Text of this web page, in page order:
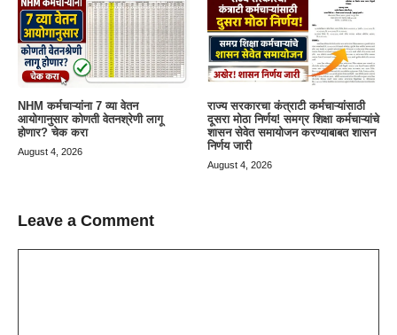
NHM कर्मचाऱ्यांना 7 व्या वेतन
आयोगानुसार कोणती वेतनश्रेणी लागू
होणार? चेक करा
August 4, 2026
राज्य सरकारचा कंत्राटी कर्मचाऱ्यांसाठी
दूसरा मोठा निर्णय! समग्र शिक्षा कर्मचाऱ्यांचे
शासन सेवेत समायोजन करण्याबाबत शासन
निर्णय जारी
August 4, 2026
Leave a Comment